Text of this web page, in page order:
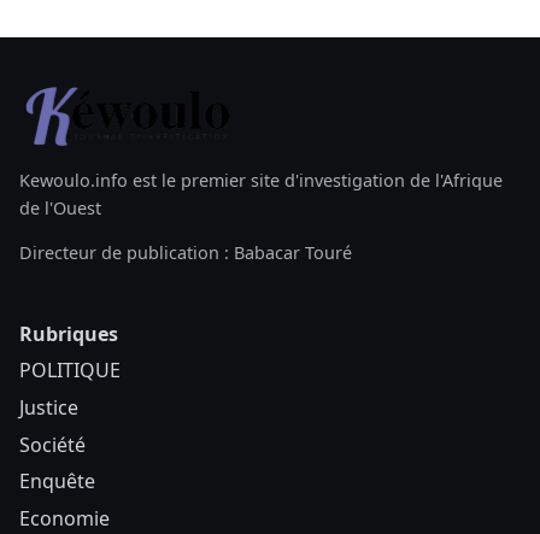
Kewoulo.info est le premier site d'investigation de l'Afrique
de l'Ouest
Directeur de publication : Babacar Touré
Rubriques
POLITIQUE
Justice
Société
Enquête
Economie